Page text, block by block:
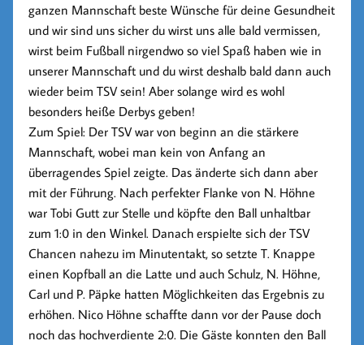
ganzen Mannschaft beste Wünsche für deine Gesundheit
und wir sind uns sicher du wirst uns alle bald vermissen,
wirst beim Fußball nirgendwo so viel Spaß haben wie in
unserer Mannschaft und du wirst deshalb bald dann auch
wieder beim TSV sein! Aber solange wird es wohl
besonders heiße Derbys geben!
Zum Spiel: Der TSV war von beginn an die stärkere
Mannschaft, wobei man kein von Anfang an
überragendes Spiel zeigte. Das änderte sich dann aber
mit der Führung. Nach perfekter Flanke von N. Höhne
warTobi Gutt zur Stelle und köpfte den Ball unhaltbar
zum 1:0 in den Winkel. Danach erspielte sich der TSV
Chancen nahezu im Minutentakt, so setzte T. Knappe
einen Kopfball an die Latte und auch Schulz, N. Höhne,
Carl und P. Päpke hatten Möglichkeiten das Ergebnis zu
erhöhen. Nico Höhne schaffte dann vor der Pause doch
noch das hochverdiente 2:0. Die Gäste konnten den Ball